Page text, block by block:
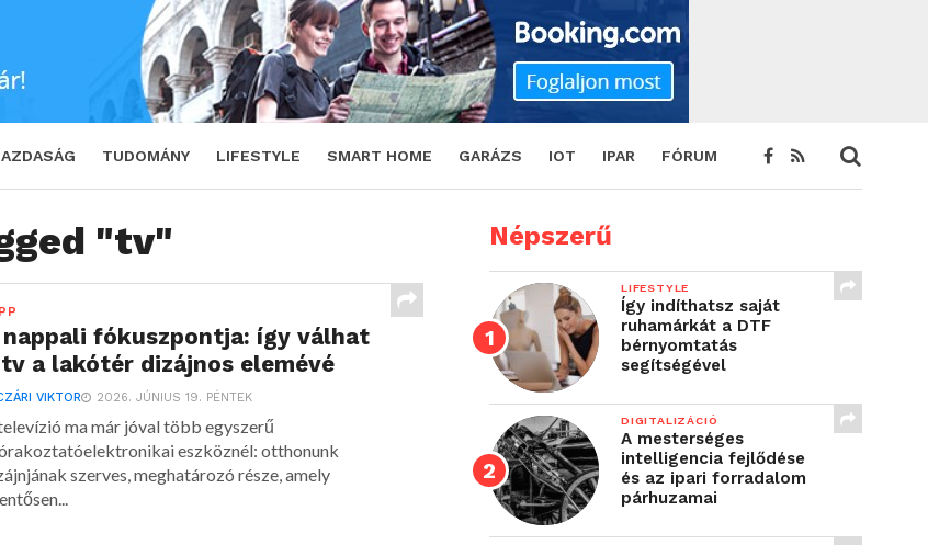
TUDOMÁNY LIFESTYLE SMART HOME GARÁZS IOT IPAR FÓRUM
"tv"
nappali fókuszpontja: így válhat
a lakótér dizájnos elemévé
VIKTOR 2026. JÚNIUS 19. PÉNTEK
ma már jóval több egyszerű
eszköznél: otthonunk
szerves, meghatározó része, amely
Népszerű
LIFESTYLE
Így indíthatsz saját
ruhamárkát a DTF
bérnyomtatás
segítségével
DIGITALIZÁCIÓ
A mesterséges
intelligencia fejlődése
és az ipari forradalom
párhuzamai